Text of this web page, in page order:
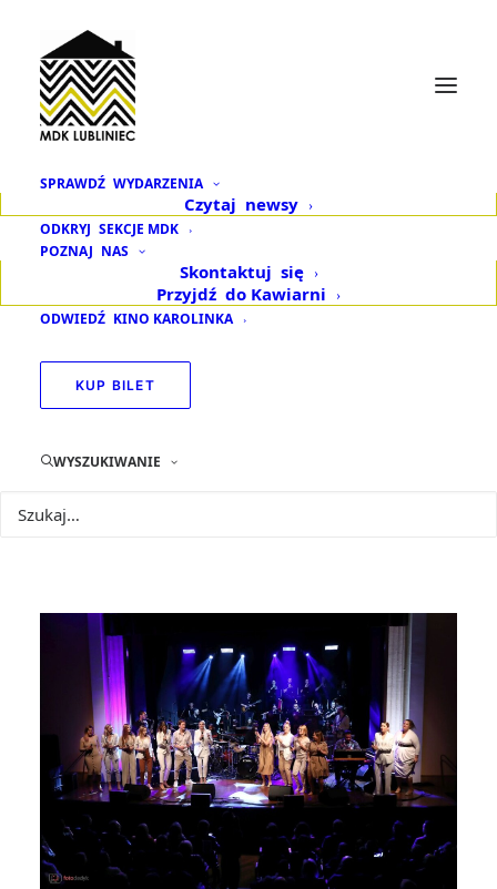
SPRAWDŹ WYDARZENIA
Czytaj newsy
ODKRYJ SEKCJE MDK
POZNAJ NAS
Skontaktuj się
Przyjdź do Kawiarni
ODWIEDŹ KINO KAROLINKA
KUP BILET
WYSZUKIWANIE
Gospelsi na XXI
Festiwalu
Jazzobranie
Fot. Mirosław Dedyk
Podziel się